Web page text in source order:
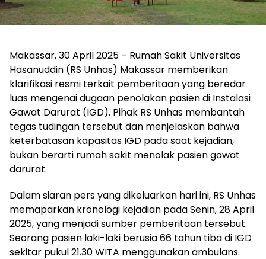
Makassar, 30 April 2025 – Rumah Sakit Universitas
Hasanuddin (RS Unhas) Makassar memberikan
klarifikasi resmi terkait pemberitaan yang beredar
luas mengenai dugaan penolakan pasien di Instalasi
Gawat Darurat (IGD). Pihak RS Unhas membantah
tegas tudingan tersebut dan menjelaskan bahwa
keterbatasan kapasitas IGD pada saat kejadian,
bukan berarti rumah sakit menolak pasien gawat
darurat.
Dalam siaran pers yang dikeluarkan hari ini, RS Unhas
memaparkan kronologi kejadian pada Senin, 28 April
2025, yang menjadi sumber pemberitaan tersebut.
Seorang pasien laki-laki berusia 66 tahun tiba di IGD
sekitar pukul 21.30 WITA menggunakan ambulans.